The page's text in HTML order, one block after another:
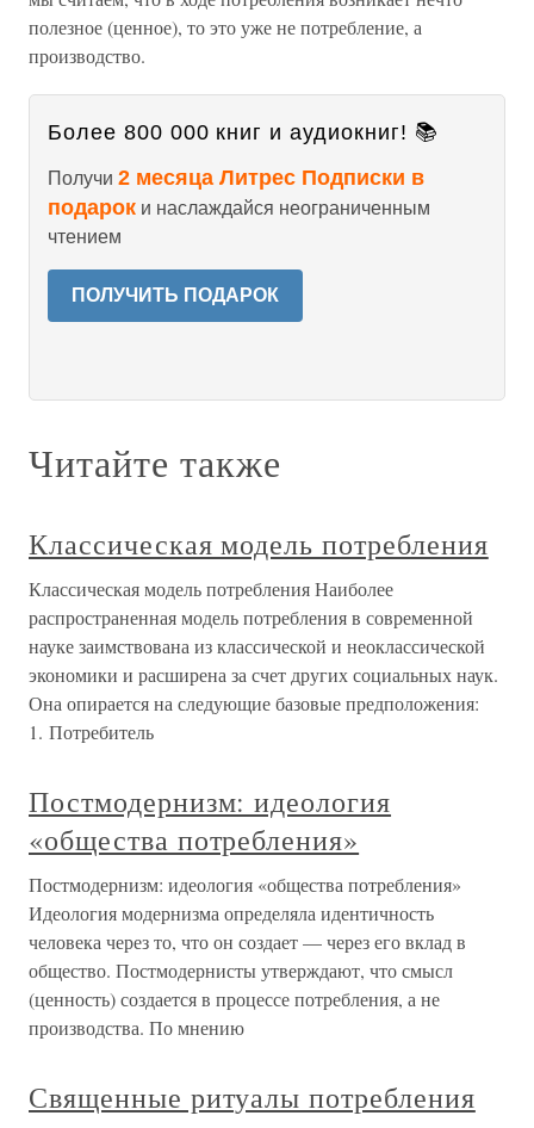
полезное (ценное), то это уже не потребление, а
производство.
Более 800 000 книг и аудиокниг! 📚
Получи 2 месяца Литрес Подписки в
подарок и наслаждайся неограниченным
чтением
ПОЛУЧИТЬ ПОДАРОК
Читайте также
Классическая модель потребления
Классическая модель потребления Наиболее
распространенная модель потребления в современной
науке заимствована из классической и неоклассической
экономики и расширена за счет других социальных наук.
Она опирается на следующие базовые предположения:
1. Потребитель
Постмодернизм: идеология
«общества потребления»
Постмодернизм: идеология «общества потребления»
Идеология модернизма определяла идентичность
человека через то, что он создает — через его вклад в
общество. Постмодернисты утверждают, что смысл
(ценность) создается в процессе потребления, а не
производства. По мнению
Священные ритуалы потребления